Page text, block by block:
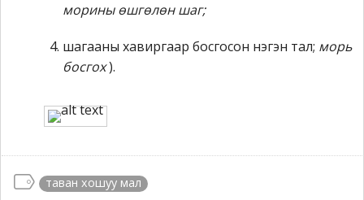
морины өшгөлөн шаг;
шагааны хавиргаар босгосон нэгэн тал; морь
босгох).
таван хошуу мал